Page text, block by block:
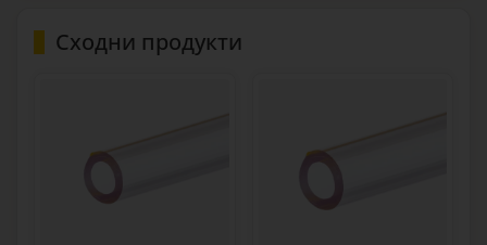
Сходни продукти